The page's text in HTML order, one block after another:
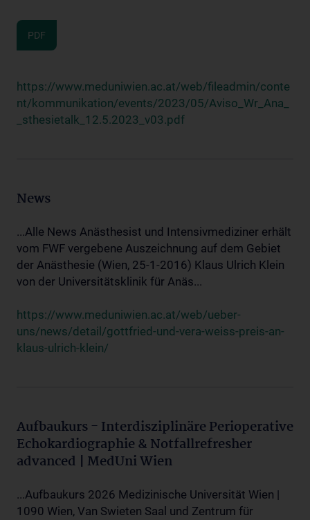
PDF
https://www.meduniwien.ac.at/web/fileadmin/conte
nt/kommunikation/events/2023/05/Aviso_Wr_Ana_
_sthesietalk_12.5.2023_v03.pdf
News
...Alle News Anästhesist und Intensivmediziner erhält
vom FWF vergebene Auszeichnung auf dem Gebiet
der Anästhesie (Wien, 25-1-2016) Klaus Ulrich Klein
von der Universitätsklinik für Anäs...
https://www.meduniwien.ac.at/web/ueber-
uns/news/detail/gottfried-und-vera-weiss-preis-an-
klaus-ulrich-klein/
Aufbaukurs - Interdisziplinäre Perioperative
Echokardiographie & Notfallrefresher
advanced | MedUni Wien
...Aufbaukurs 2026 Medizinische Universität Wien |
1090 Wien, Van Swieten Saal und Zentrum für